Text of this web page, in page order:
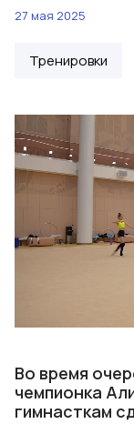
27 мая 2025
Тренировки
Во время
чемпионка
гимнасткам